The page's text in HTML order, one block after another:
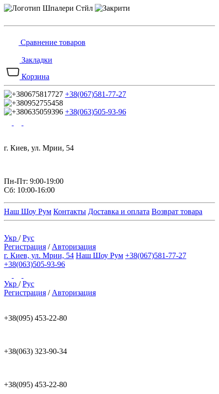
Сравнение товаров
Закладки
Корзина
+38(067)581-77-27
+38(063)505-93-96
г. Киев, ул. Мрии, 54
Пн-Пт: 9:00-19:00
Сб: 10:00-16:00
Наш Шоу Рум Контакты Доставка и оплата Возврат товара
Укр /Рус
Регистрация / Авторизация
г. Киев, ул. Мрии, 54 Наш Шоу Рум +38(067)581-77-27
+38(063)505-93-96
Укр /Рус
Регистрация / Авторизация
+38(095) 453-22-80
+38(063) 323-90-34
+38(095) 453-22-80